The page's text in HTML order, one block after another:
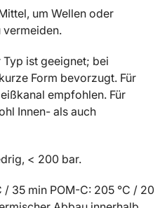
um Wellen oder
vermeiden.
Typ ist geeignet; bei
Form bevorzugt. Für
empfohlen. Für
Innen- als auch
< 200 bar.
/ 35 min POM-C: 205 °C / 20